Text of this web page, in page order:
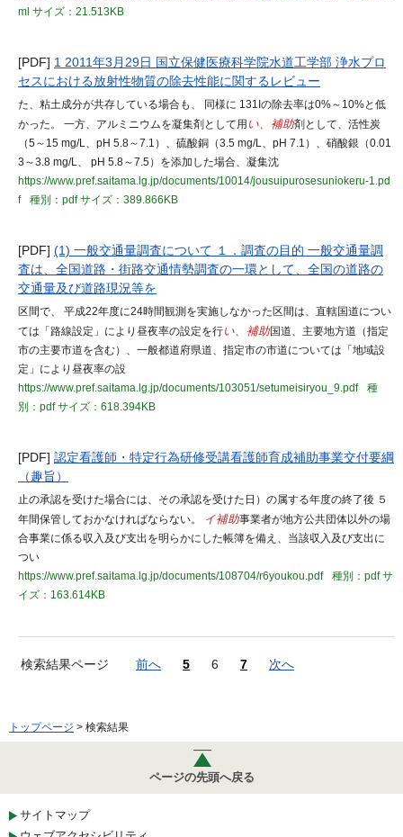
ml サイズ：21.513KB
[PDF] 1 2011年3月29日 国立保健医療科学院水道工学部 浄水プロ
セスにおける放射性物質の除去性能に関するレビュー
た、粘土成分が共存している場合も、 同様に 131Iの除去率は0%～10%と低
かった。 一方、アルミニウムを凝集剤として用 い、補助剤として、活性炭
（5～15 mg/L、pH 5.8～7.1）、硫酸銅（3.5 mg/L、pH 7.1）、硝酸銀（0.01
3～3.8 mg/L、 pH 5.8～7.5）を添加した場合、凝集沈
https://www.pref.saitama.lg.jp/documents/10014/jousuipurosesuniokeru-1.pd
f
種別：pdfサイズ：389.866KB
[PDF] (1) 一般交通量調査について １．調査の目的 一般交通量調
査は、全国道路・街路交通情勢調査の一環として、全国の道路の
交通量及び道路現況等を
区間で、 平成22年度に24時間観測を実施しなかった区間は、直轄国道につい
ては「路線設定」により昼夜率の設定を行い、補助国道、主要地方道（指定
市の主要市道を含む）、一般都道府県道、指定市の市道については「地域設
定」により昼夜率の設
https://www.pref.saitama.lg.jp/documents/103051/setumeisiryou_9.pdf
種
別：pdfサイズ：618.394KB
[PDF] 認定看護師・特定行為研修受講看護師育成補助事業交付要綱
（趣旨）
止の承認を受けた場合には、その承認を受けた日）の属する年度の終了後 ５
年間保管しておかなければならない。
イ補助事業者が地方公共団体以外の場
合事業に係る収入及び支出を明らかにした帳簿を備え、当該収入及び支出に
つい
https://www.pref.saitama.lg.jp/documents/108704/r6youkou.pdf
種別：pdfサ
イズ：163.614KB
検索結果ページ 前へ 5 6 7 次へ
トップページ > 検索結果
ページの先頭へ戻る
サイトマップ